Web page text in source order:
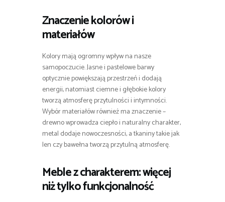
Znaczenie kolorów i
materiałów
Kolory mają ogromny wpływ na nasze
samopoczucie. Jasne i pastelowe barwy
optycznie powiększają przestrzeń i dodają
energii, natomiast ciemne i głębokie kolory
tworzą atmosferę przytulności i intymności.
Wybór materiałów również ma znaczenie –
drewno wprowadza ciepło i naturalny charakter,
metal dodaje nowoczesności, a tkaniny takie jak
len czy bawełna tworzą przytulną atmosferę.
Meble z charakterem: więcej
niż tylko funkcjonalność